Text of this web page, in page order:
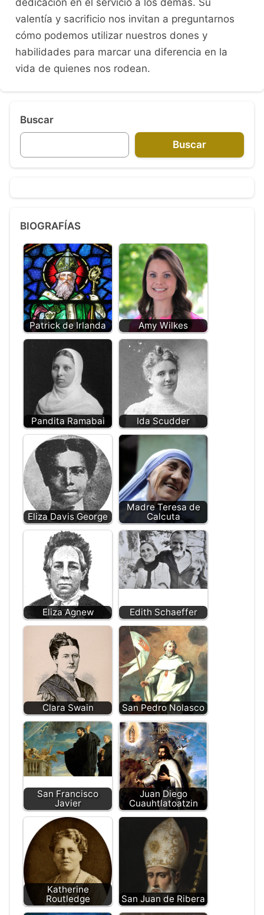
valentía y sacrificio nos invitan a preguntarnos
cómo podemos utilizar nuestros dones y
habilidades para marcar una diferencia en la
vida de quienes nos rodean.
Buscar
Buscar
BIOGRAFÍAS
Patrick de Irlanda Amy Wilkes
Pandita Ramabai Ida Scudder
Eliza Davis George
Madre Teresa de
Calcuta
Eliza Agnew Edith Schaeffer
Clara Swain San Pedro Nolasco
San Francisco
Javier
Juan Diego
Cuauhtlatoatzin
Katherine
Routledge
San Juan de Ribera